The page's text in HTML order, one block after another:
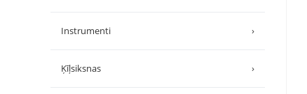
Instrumenti ›
Ķīļsiksnas ›